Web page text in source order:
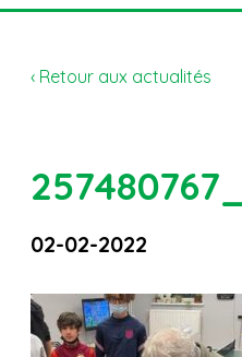
‹ Retour aux actualités
02-02-2022